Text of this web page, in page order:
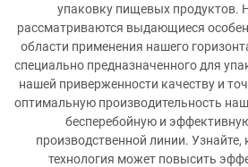
упаковку пищевых продуктов.
рассматриваются выдающиеся
области применения нашего
специально предназначенного для
нашей приверженности качеству и
оптимальную производительность
бесперебойную и
производственной линии.
технология может повысить